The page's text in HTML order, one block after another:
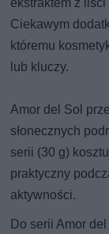
ekstraktem z
Ciekawym
któremu
lub kluczy.
Amor del Sol
słonecznych
serii (30 g)
praktyczny
aktywności.
Do serii Amor